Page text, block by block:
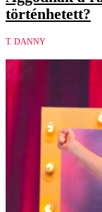
történhetett?
T. DANNY